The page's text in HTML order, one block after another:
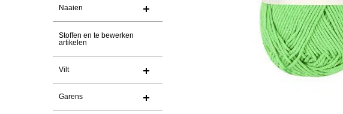
Naaien
Stoffen en te bewerken
artikelen
Vilt
Garens